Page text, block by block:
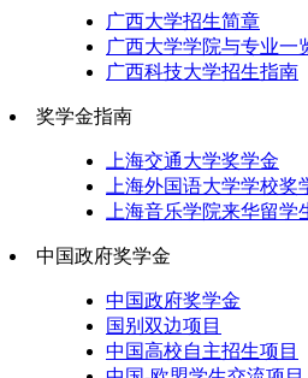
广西大学招生简章
广西大学学院与专业一
广西科技大学招生指南
奖学金指南
上海交通大学奖学金
上海外国语大学学校奖
上海音乐学院来华留学
中国政府奖学金
中国政府奖学金
国别双边项目
中国高校自主招生项目